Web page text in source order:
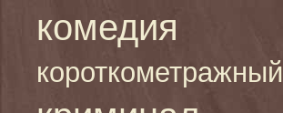
комедия
короткометражный